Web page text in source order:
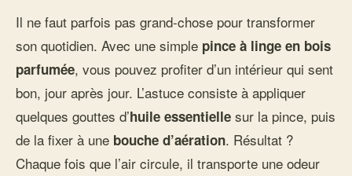
Il ne faut parfois pas grand-chose pour transformer
son quotidien. Avec une simple pince à linge en bois
parfumée, vous pouvez profiter d’un intérieur qui sent
bon, jour après jour. L’astuce consiste à appliquer
quelques gouttes d’huile essentielle sur la pince, puis
de la fixer à une bouche d’aération. Résultat ?
Chaque fois que l’air circule, il transporte une odeur